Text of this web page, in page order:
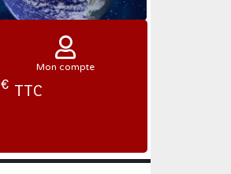
Mon compte
€ TTC